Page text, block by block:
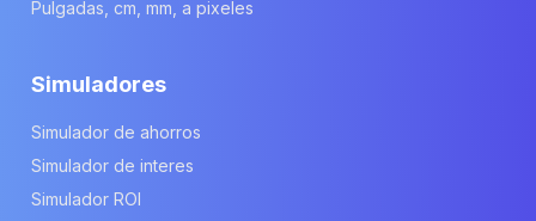
Pulgadas, cm, mm, a pixeles
Simuladores
Simulador de ahorros
Simulador de interes
Simulador ROI